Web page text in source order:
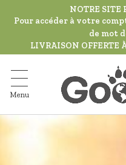
principal
NOTRE SITE
Pour accéder à votre
de mot
LIVRAISON OFFERTE
Menu